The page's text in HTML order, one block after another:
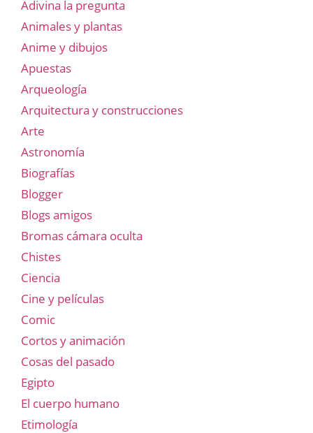
Adivina la pregunta
Animales y plantas
Anime y dibujos
Apuestas
Arqueología
Arquitectura y construcciones
Arte
Astronomía
Biografías
Blogger
Blogs amigos
Bromas cámara oculta
Chistes
Ciencia
Cine y películas
Comic
Cortos y animación
Cosas del pasado
Egipto
El cuerpo humano
Etimología